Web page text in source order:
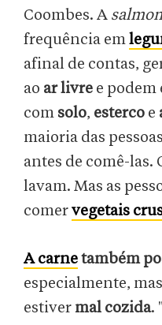
Coombes. A
frequência em
afinal de contas,
ao ar livre e podem
com solo, esterco e
maioria das
antes de comê-las.
lavam. Mas as
comervegetais
A carnetambém
especialmente,
estiver mal cozida.